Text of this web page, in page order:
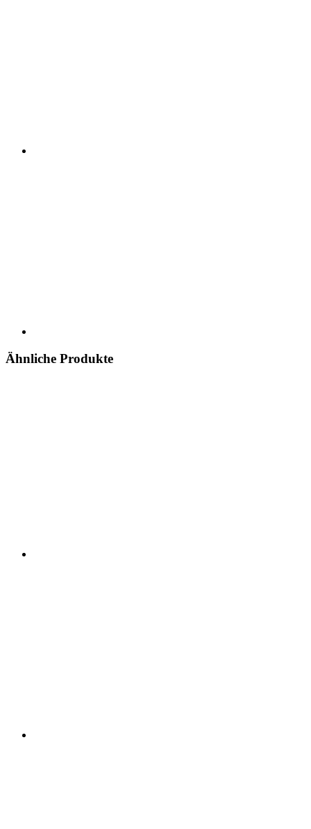
Ähnliche Produkte